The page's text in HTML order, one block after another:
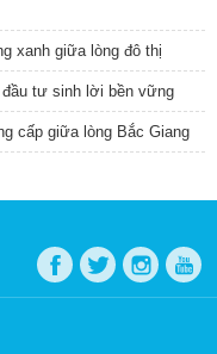
xanh giữa lòng đô thị
tư sinh lời bền vững
cấp giữa lòng Bắc Giang